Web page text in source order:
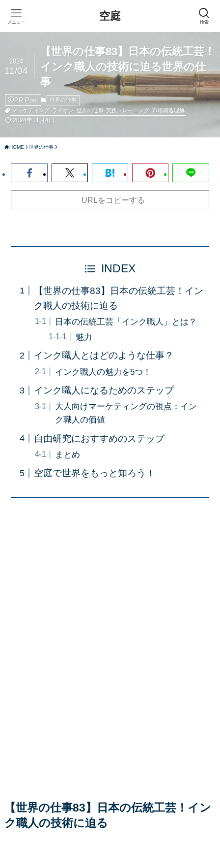
空庭 検索
メニュー
【世界の仕事83】日本の伝統工芸！
インク職人の技術に迫る世界の仕
事
2024
11/04
PR Post
世界の仕事
マーケティング ライオン 世界の仕事 実践トレーニング 市場構造理解
2024年11月4日
HOME 世界の仕事
URLをコピーする
INDEX
【世界の仕事83】日本の伝統工芸！イン
ク職人の技術に迫る
日本の伝統工芸「インク職人」とは？
魅力
インク職人とはどのような仕事？
インク職人の魅力を5つ！
インク職人になるためのステップ
大人向けマーケティングの視点：イン
ク職人の価値
自由研究におすすめのステップ
まとめ
空庭で世界をもっと知ろう！
【世界の仕事83】日本の伝統工芸！イン
ク職人の技術に迫る